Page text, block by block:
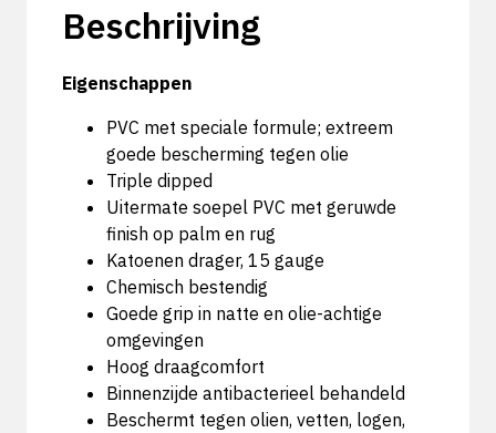
Beschrijving
Eigenschappen
PVC met speciale formule; extreem
goede bescherming tegen olie
Triple dipped
Uitermate soepel PVC met geruwde
finish op palm en rug
Katoenen drager, 15 gauge
Chemisch bestendig
Goede grip in natte en olie-achtige
omgevingen
Hoog draagcomfort
Binnenzijde antibacterieel behandeld
Beschermt tegen olien, vetten, logen,